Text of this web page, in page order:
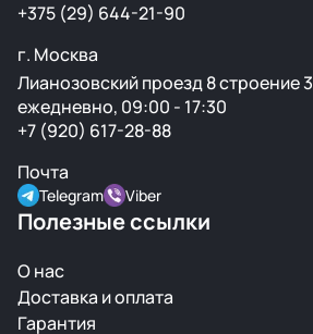
+375 (29) 644-21-90
г. Москва
Лианозовский проезд 8 строение 3
ежедневно, 09:00 - 17:30
+7 (920) 617-28-88
Почта
Telegram Viber
Полезные ссылки
О нас
Доставка и оплата
Гарантия